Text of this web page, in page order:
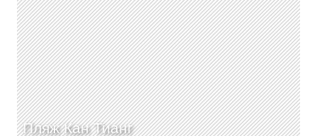
Пляж Кан Тианг